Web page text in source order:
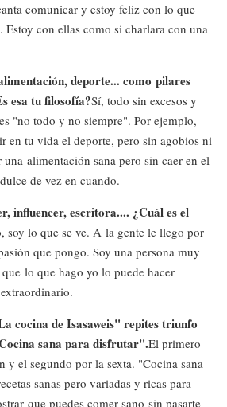
comunicar y estoy feliz con lo que
Estoy con ellas como si charlara con una
deporte... como pilares
esa tu filosofía?Sí, todo sin excesos y
"no todo y no siempre". Por ejemplo,
en tu vida el deporte, pero sin agobios ni
alimentación sana pero sin caer en el
de vez en cuando.
influencer, escritora.... ¿Cuál es el
soy lo que se ve. A la gente le llego por
que pongo. Soy una persona muy
lo que hago yo lo puede hacer
cocina de Isasaweis" repites triunfo
sana para disfrutar".El primero
y el segundo por la sexta. "Cocina sana
sanas pero variadas y ricas para
que puedes comer sano sin pasarte